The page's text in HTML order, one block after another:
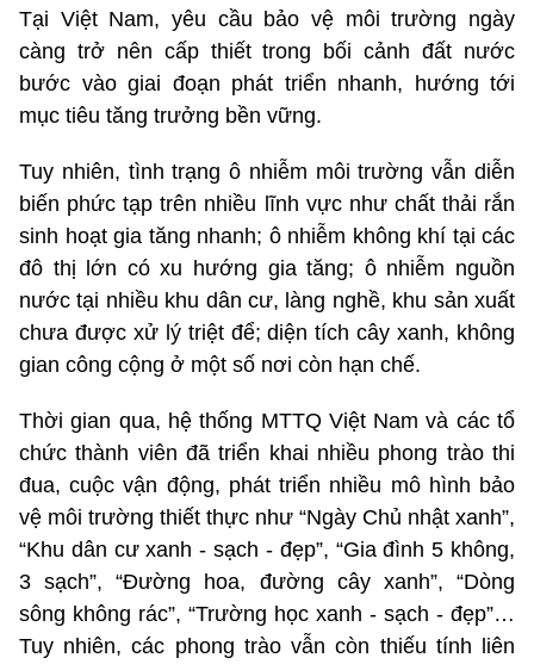
Tại Việt Nam, yêu cầu bảo vệ môi trường ngày
càng trở nên cấp thiết trong bối cảnh đất nước
bước vào giai đoạn phát triển nhanh, hướng tới
mục tiêu tăng trưởng bền vững.
Tuy nhiên, tình trạng ô nhiễm môi trường vẫn diễn
biến phức tạp trên nhiều lĩnh vực như chất thải rắn
sinh hoạt gia tăng nhanh; ô nhiễm không khí tại các
đô thị lớn có xu hướng gia tăng; ô nhiễm nguồn
nước tại nhiều khu dân cư, làng nghề, khu sản xuất
chưa được xử lý triệt để; diện tích cây xanh, không
gian công cộng ở một số nơi còn hạn chế.
Thời gian qua, hệ thống MTTQ Việt Nam và các tổ
chức thành viên đã triển khai nhiều phong trào thi
đua, cuộc vận động, phát triển nhiều mô hình bảo
vệ môi trường thiết thực như “Ngày Chủ nhật xanh”,
“Khu dân cư xanh - sạch - đẹp”, “Gia đình 5 không,
3 sạch”, “Đường hoa, đường cây xanh”, “Dòng
sông không rác”, “Trường học xanh - sạch - đẹp”…
Tuy nhiên, các phong trào vẫn còn thiếu tính liên